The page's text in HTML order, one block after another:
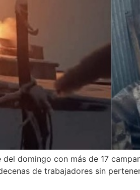
domingo con más de 17
de trabajadores sin